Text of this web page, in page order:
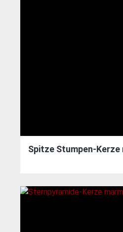
Spitze Stumpen-